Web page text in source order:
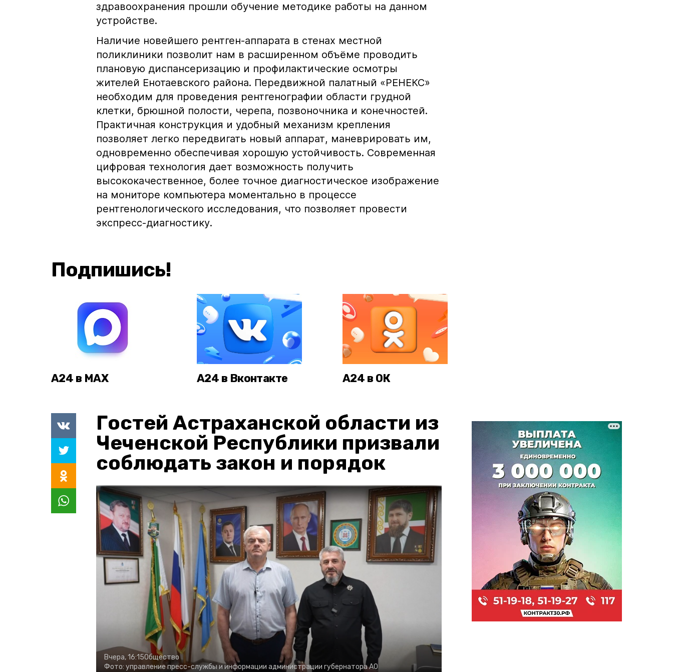
здравоохранения прошли обучение методике работы на данном
устройстве.
Наличие новейшего рентген-аппарата в стенах местной
поликлиники позволит нам в расширенном объёме проводить
плановую диспансеризацию и профилактические осмотры
жителей Енотаевского района. Передвижной палатный «РЕНЕКС»
необходим для проведения рентгенографии области грудной
клетки, брюшной полости, черепа, позвоночника и конечностей.
Практичная конструкция и удобный механизм крепления
позволяет легко передвигать новый аппарат, маневрировать им,
одновременно обеспечивая хорошую устойчивость. Современная
цифровая технология дает возможность получить
высококачественное, более точное диагностическое изображение
на мониторе компьютера моментально в процессе
рентгенологического исследования, что позволяет провести
экспресс-диагностику.
Подпишись!
А24 в MAX А24 в Вконтакте А24 в ОК
Гостей Астраханской области из
Чеченской Республики призвали
соблюдать закон и порядок
Вчера, 16:15Общество
Фото: управление пресс-службы и информации администрации губернатора АО